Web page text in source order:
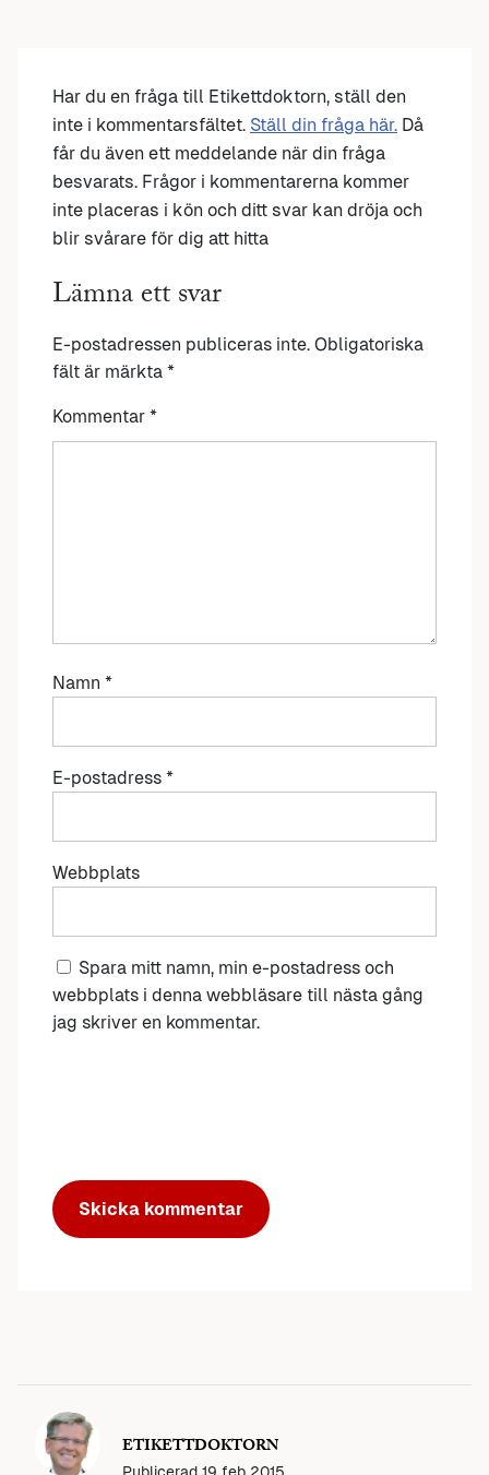
Har du en fråga till Etikettdoktorn, ställ den
inte i kommentarsfältet. Ställ din fråga här. Då
får du även ett meddelande när din fråga
besvarats. Frågor i kommentarerna kommer
inte placeras i kön och ditt svar kan dröja och
blir svårare för dig att hitta
Lämna ett svar
E-postadressen publiceras inte. Obligatoriska
fält är märkta *
Kommentar *
Namn *
E-postadress *
Webbplats
Spara mitt namn, min e-postadress och
webbplats i denna webbläsare till nästa gång
jag skriver en kommentar.
ETIKETTDOKTORN
Publicerad 19 feb 2015